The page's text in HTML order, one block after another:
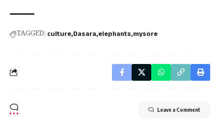
TAGGED: culture Dasara elephants mysore
Leave a Comment